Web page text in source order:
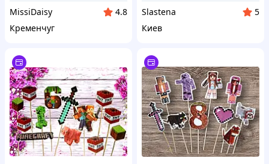
MissiDaisy
4.8
Кременчуг
Slastena
5
Киев